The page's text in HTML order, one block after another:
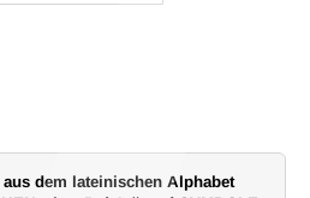
dem lateinischen Alphabet